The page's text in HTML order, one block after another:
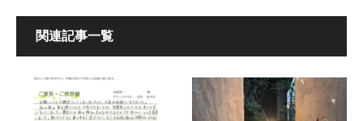
関連記事一覧